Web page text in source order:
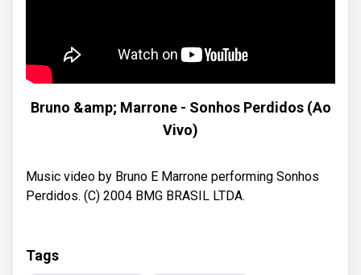
Bruno &amp; Marrone - Sonhos Perdidos (Ao
Vivo)
Music video by Bruno E Marrone performing Sonhos
Perdidos. (C) 2004 BMG BRASIL LTDA.
Tags